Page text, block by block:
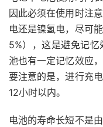
因此必须在使用时注
电还是镍氢电，尽可
5%），这是避免记
池也有一定记忆效应
要注意的是，进行充
12小时以内。
电池的寿命长短不是